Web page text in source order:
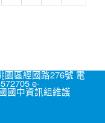
園區經國路276號 電
e-
國中資訊組維護